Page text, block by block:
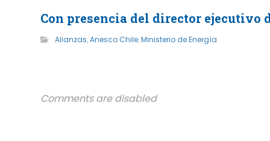
Con presencia del director ejecutivo
Alianzas,Anesco Chile,Ministerio de Energía
Comments are disabled